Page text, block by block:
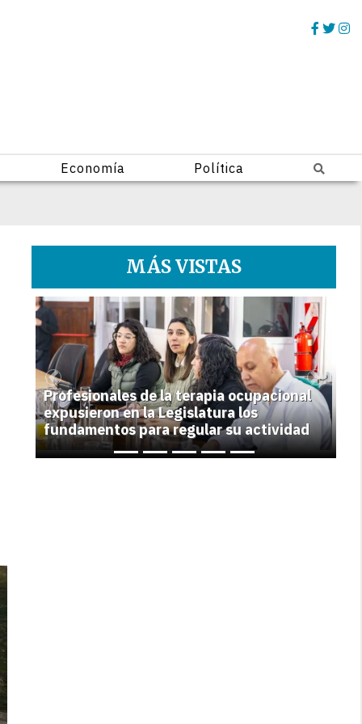
Economía Política
MÁS VISTAS
1
Profesionales de la terapia ocupacional
expusieron en la Legislatura los
fundamentos para regular su actividad
Previous Next